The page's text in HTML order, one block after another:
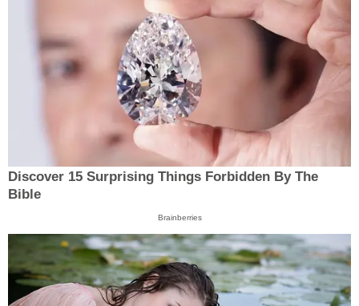
Discover 15 Surprising Things Forbidden By The
Bible
Brainberries